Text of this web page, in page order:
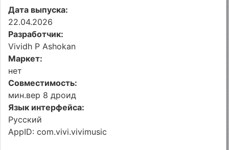
Дата выпуска:
22.04.2026
Разработчик:
Vividh P Ashokan
Маркет:
нет
Совместимость:
мин.вер 8 дроид
Язык интерфейса:
Русский
AppID: com.vivi.vivimusic